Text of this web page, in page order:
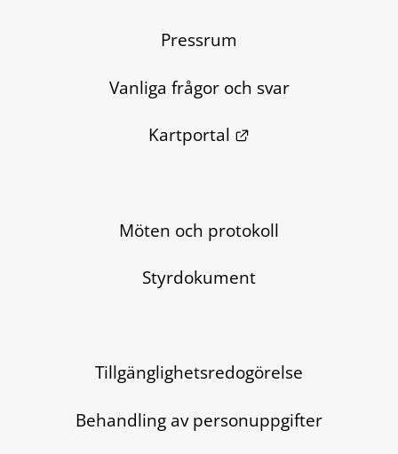
Pressrum
Vanliga frågor och svar
Kartportal
Länk till annan
Möten och protokoll
Styrdokument
Tillgänglighetsredogörelse
Behandling av personuppgifter